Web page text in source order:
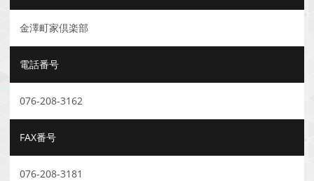
金澤町家倶楽部
電話番号
076-208-3162
FAX番号
076-208-3181